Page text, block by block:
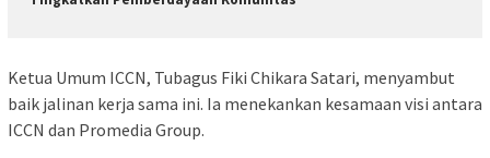
Ketua Umum ICCN, Tubagus Fiki Chikara Satari, menyambut
baik jalinan kerja sama ini. Ia menekankan kesamaan visi antara
ICCN dan Promedia Group.